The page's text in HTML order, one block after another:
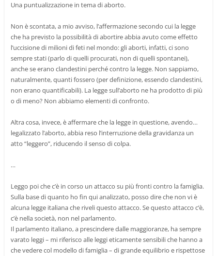
Una puntualizzazione in tema di aborto.
Non è scontata, a mio avviso, l’affermazione secondo cui la legge
che ha previsto la possibilità di abortire abbia avuto come effetto
l’uccisione di milioni di feti nel mondo: gli aborti, infatti, ci sono
sempre stati (parlo di quelli procurati, non di quelli spontanei),
anche se erano clandestini perché contro la legge. Non sappiamo,
naturalmente, quanti fossero (per definizione, essendo clandestini,
non erano quantificabili). La legge sull’aborto ne ha prodotto di più
o di meno? Non abbiamo elementi di confronto.
Altra cosa, invece, è affermare che la legge in questione, avendo…
legalizzato l’aborto, abbia reso l’interruzione della gravidanza un
atto “leggero”, riducendo il senso di colpa.
…
Leggo poi che c’è in corso un attacco su più fronti contro la famiglia.
Sulla base di quanto ho fin qui analizzato, posso dire che non vi è
alcuna legge italiana che riveli questo attacco. Se questo attacco c’è,
c’è nella società, non nel parlamento.
Il parlamento italiano, a prescindere dalle maggioranze, ha sempre
varato leggi – mi riferisco alle leggi eticamente sensibili che hanno a
che vedere col modello di famiglia – di grande equilibrio e rispettose